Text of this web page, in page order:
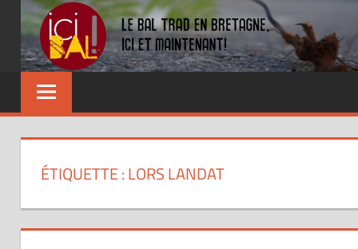
content
Dansez
partout
ÉTIQUETTE : LORS LANDAT